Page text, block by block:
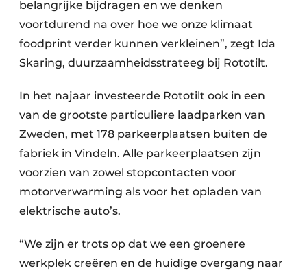
belangrijke bijdragen en we denken
voortdurend na over hoe we onze klimaat
foodprint verder kunnen verkleinen”, zegt Ida
Skaring, duurzaamheidsstrateeg bij Rototilt.
In het najaar investeerde Rototilt ook in een
van de grootste particuliere laadparken van
Zweden, met 178 parkeerplaatsen buiten de
fabriek in Vindeln. Alle parkeerplaatsen zijn
voorzien van zowel stopcontacten voor
motorverwarming als voor het opladen van
elektrische auto’s.
“We zijn er trots op dat we een groenere
werkplek creëren en de huidige overgang naar